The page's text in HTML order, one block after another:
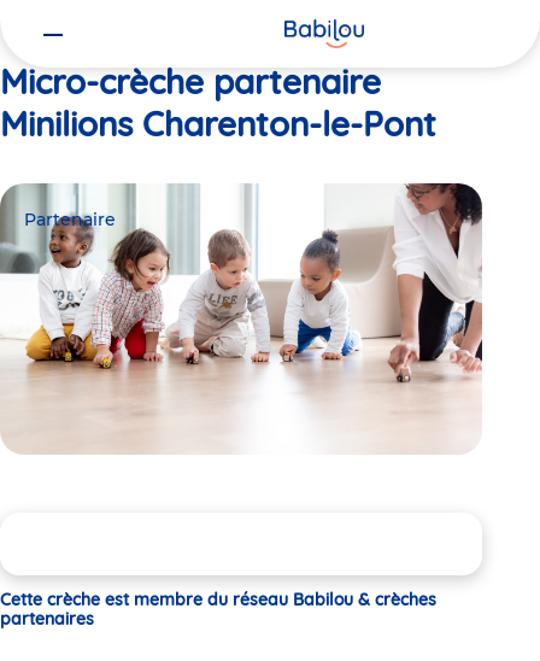
Micro-crèche partenaire
Minilions Charenton-le-Pont
Partenaire
Cette crèche est membre du réseau Babilou & crèches
partenaires